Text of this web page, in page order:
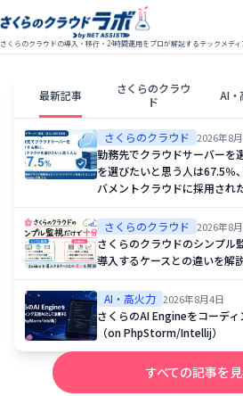
さくらのクラウドの導入・移行・24時間運用をプロが解説するテックメディ
最新記事
さくらのクラウ
ド
AI・
さくらのクラウド 2026年8
勤務先でクラウドサーバーを
を選びたいと思う人は67.5％
バメントクラウドに採用され
さくらのクラウド 2026年8
さくらのクラウドのシンプル
導入するケースとの違いを解
AI・高火力 2026年8月4日
さくらのAI Engineをコーデ
（on PhpStorm/Intellij）
すべての記事を見